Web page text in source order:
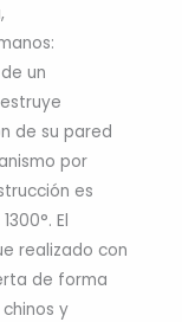
un
de su pared
por
es
El
realizado con
de forma
y